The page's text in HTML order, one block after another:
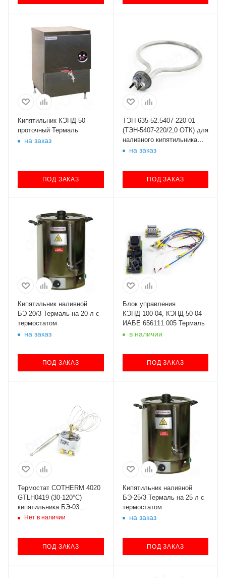
Кипятильник КЭНД-50
проточный Термаль
на заказ
ПОД ЗАКАЗ
ТЭН-635-52.5407-220-01
(ТЭН-5407-220/2,0 ОТК) для
наливного кипятильника
БЭ-20/2Д Термаль
на заказ
ПОД ЗАКАЗ
Кипятильник наливной
БЭ-20/3 Термаль на 20 л с
термостатом
на заказ
ПОД ЗАКАЗ
Блок управления
КЭНД-100-04, КЭНД-50-04
ИАБЕ 656111.005 Термаль
в наличии
ПОД ЗАКАЗ
Термостат COTHERM 4020
GTLH0419 (30-120°C)
кипятильника БЭ-03
Термаль
Нет в наличии
ПОД ЗАКАЗ
Кипятильник наливной
БЭ-25/3 Термаль на 25 л с
термостатом
на заказ
ПОД ЗАКАЗ